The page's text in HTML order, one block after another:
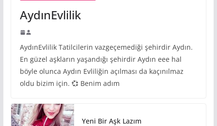
AydınEvlilik
AydınEvlilik Tatilcilerin vazgeçemediği şehirdir Aydın.
En güzel aşkların yaşandığı şehirdir Aydın eee hal
böyle olunca Aydın Evliliğin açılması da kaçınılmaz
oldu bizim için. 💞 Benim adım
Yeni Bir Aşk Lazım